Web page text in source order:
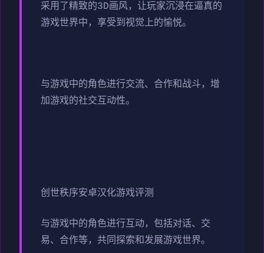
采用了精致的3D画风，让玩家沉浸在逼真的
游戏世界中，享受到视觉上的愉悦。
与游戏中的角色进行交流、合作和战斗，增
加游戏的社交互动性。
创世秩序安卓汉化游戏评测
与游戏中的角色进行互动，包括对话、交
易、合作等，共同探索和发展游戏世界。